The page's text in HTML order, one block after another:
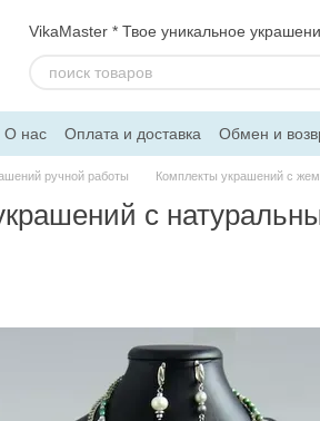
VikaMaster * Твое уникальное
О нас Оплата и доставка Обмен и
конфиденциальности
Договор оферти
ручной работы Комплекты украшений с
с